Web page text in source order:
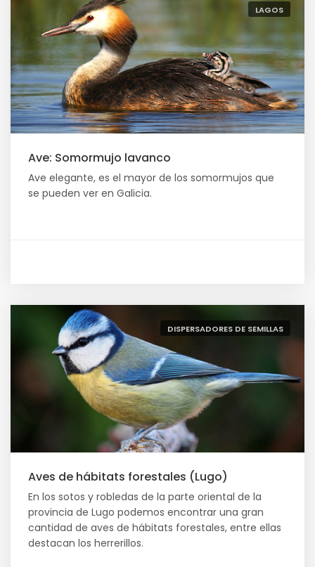
LAGOS
Ave: Somormujo lavanco
Ave elegante, es el mayor de los somormujos que
se pueden ver en Galicia.
DISPERSADORES DE SEMILLAS
Aves de hábitats forestales (Lugo)
En los sotos y robledas de la parte oriental de la
provincia de Lugo podemos encontrar una gran
cantidad de aves de hábitats forestales, entre ellas
destacan los herrerillos.